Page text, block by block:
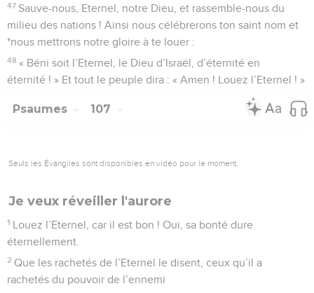
47 Sauve-nous, Eternel, notre Dieu, et rassemble-nous du
milieu des nations ! Ainsi nous célébrerons ton saint nom et
*nous mettrons notre gloire à te louer :
48 « Béni soit l’Eternel, le Dieu d’Israël, d’éternité en
éternité ! » Et tout le peuple dira : « Amen ! Louez l’Eternel ! »
Psaumes 107
Seuls les Évangiles sont disponibles en vidéo pour le moment.
Je veux réveiller l'aurore
1 Louez l’Eternel, car il est bon ! Oui, sa bonté dure
éternellement.
2 Que les rachetés de l’Eternel le disent, ceux qu’il a
rachetés du pouvoir de l’ennemi